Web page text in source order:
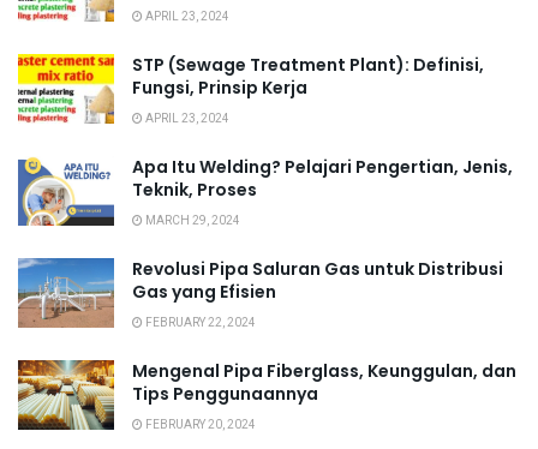
APRIL 23, 2024
STP (Sewage Treatment Plant): Definisi,
Fungsi, Prinsip Kerja
APRIL 23, 2024
Apa Itu Welding? Pelajari Pengertian, Jenis,
Teknik, Proses
MARCH 29, 2024
Revolusi Pipa Saluran Gas untuk Distribusi
Gas yang Efisien
FEBRUARY 22, 2024
Mengenal Pipa Fiberglass, Keunggulan, dan
Tips Penggunaannya
FEBRUARY 20, 2024